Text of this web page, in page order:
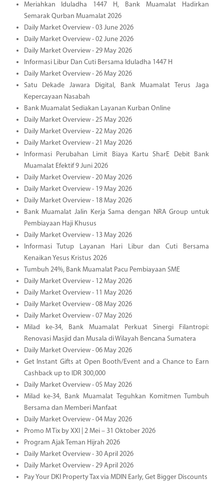
Meriahkan Iduladha 1447 H, Bank Muamalat Hadirkan
Semarak Qurban Muamalat 2026
Daily Market Overview - 03 June 2026
Daily Market Overview - 02 June 2026
Daily Market Overview - 29 May 2026
Informasi Libur Dan Cuti Bersama Iduladha 1447 H
Daily Market Overview - 26 May 2026
Satu Dekade Jawara Digital, Bank Muamalat Terus Jaga
Kepercayaan Nasabah
Bank Muamalat Sediakan Layanan Kurban Online
Daily Market Overview - 25 May 2026
Daily Market Overview - 22 May 2026
Daily Market Overview - 21 May 2026
Informasi Perubahan Limit Biaya Kartu SharE Debit Bank
Muamalat Efektif 9 Juni 2026
Daily Market Overview - 20 May 2026
Daily Market Overview - 19 May 2026
Daily Market Overview - 18 May 2026
Bank Muamalat Jalin Kerja Sama dengan NRA Group untuk
Pembiayaan Haji Khusus
Daily Market Overview - 13 May 2026
Informasi Tutup Layanan Hari Libur dan Cuti Bersama
Kenaikan Yesus Kristus 2026
Tumbuh 24%, Bank Muamalat Pacu Pembiayaan SME
Daily Market Overview - 12 May 2026
Daily Market Overview - 11 May 2026
Daily Market Overview - 08 May 2026
Daily Market Overview - 07 May 2026
Milad ke-34, Bank Muamalat Perkuat Sinergi Filantropi:
Renovasi Masjid dan Musala di Wilayah Bencana Sumatera
Daily Market Overview - 06 May 2026
Get Instant Gifts at Open Booth/Event and a Chance to Earn
Cashback up to IDR 300,000
Daily Market Overview - 05 May 2026
Milad ke-34, Bank Muamalat Teguhkan Komitmen Tumbuh
Bersama dan Memberi Manfaat
Daily Market Overview - 04 May 2026
Promo M Tix by XXI | 2 Mei – 31 Oktober 2026
Program Ajak Teman Hijrah 2026
Daily Market Overview - 30 April 2026
Daily Market Overview - 29 April 2026
Pay Your DKI Property Tax via MDIN Early, Get Bigger Discounts